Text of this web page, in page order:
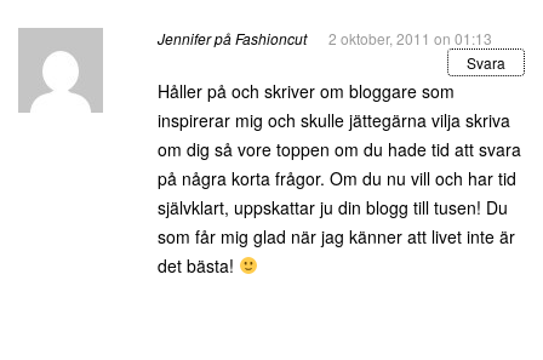
Jennifer på Fashioncut
2 oktober, 2011 on 01:13
Svara
Håller på och skriver om bloggare som
inspirerar mig och skulle jättegärna vilja skriva
om dig så vore toppen om du hade tid att svara
på några korta frågor. Om du nu vill och har tid
självklart, uppskattar ju din blogg till tusen! Du
som får mig glad när jag känner att livet inte är
det bästa!